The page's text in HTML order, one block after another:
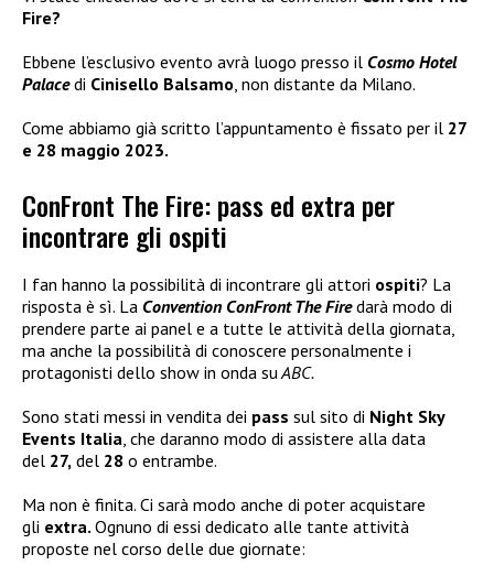
Fire?
Ebbene l’esclusivo evento avrà luogo presso il Cosmo Hotel
Palacedi Cinisello Balsamo , non distante da Milano.
Come abbiamo già scritto l’appuntamento è fissato per il 27
e 28 maggio 2023.
ConFront The Fire: pass ed extra per
incontrare gli ospiti
I fan hanno la possibilità di incontrare gli attori ospiti? La
risposta è sì. La Convention ConFront The Fire darà modo di
prendere parte ai panel e a tutte le attività della giornata,
ma anche la possibilità di conoscere personalmente i
protagonisti dello show in onda suABC.
Sono stati messi in vendita dei pass sul sito di Night Sky
Events Italia, che daranno modo di assistere alla data
del 27, del 28 o entrambe.
Ma non è finita. Ci sarà modo anche di poter acquistare
gli extra. Ognuno di essi dedicato alle tante attività
proposte nel corso delle due giornate: